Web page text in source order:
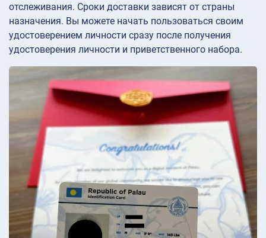
отслеживания. Сроки доставки зависят от страны
назначения. Вы можете начать пользоваться своим
удостоверением личности сразу после получения
удостоверения личности и приветственного набора.